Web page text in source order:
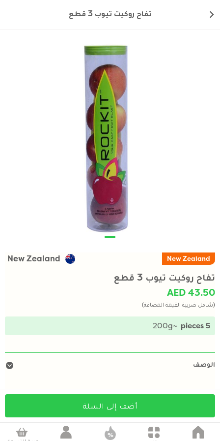
تفاح روكيت تيوب 3 قطع
New Zealand
New Zealand
تفاح روكيت تيوب 3 قطع
AED 43.50
(شامل ضريبة القيمة المضافة)
5 pieces
~200g
الوصف
أضف إلى السلة